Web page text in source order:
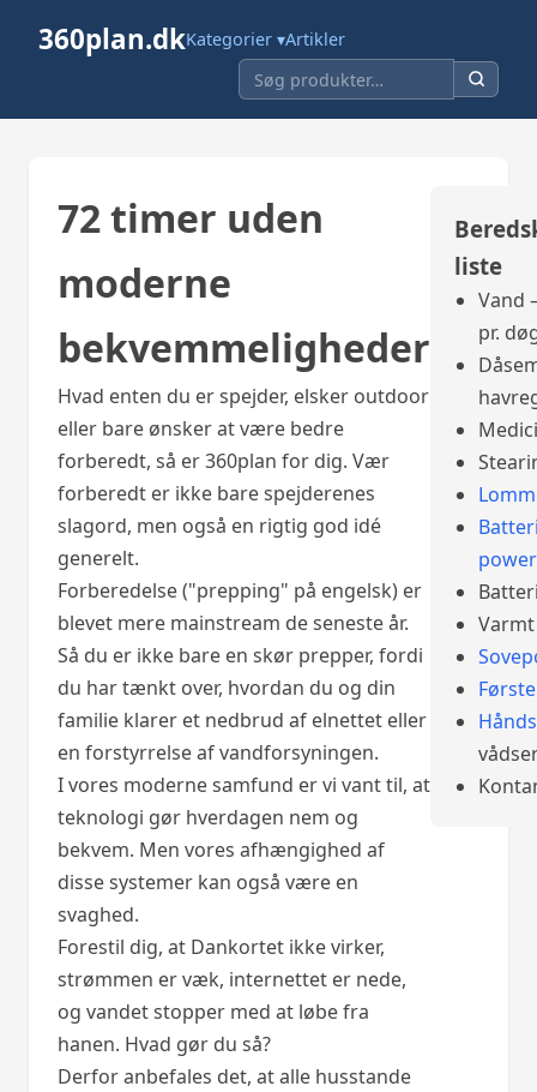
360plan.dkKategorier ▾Artikler
72 timer uden
moderne
bekvemmeligheder
Hvad enten du er spejder, elsker outdoor
eller bare ønsker at være bedre
forberedt, så er 360plan for dig. Vær
forberedt er ikke bare spejderenes
slagord, men også en rigtig god idé
generelt.
Forberedelse ("prepping" på engelsk) er
blevet mere mainstream de seneste år.
Så du er ikke bare en skør prepper, fordi
du har tænkt over, hvordan du og din
familie klarer et nedbrud af elnettet eller
en forstyrrelse af vandforsyningen.
I vores moderne samfund er vi vant til, at
teknologi gør hverdagen nem og
bekvem. Men vores afhængighed af
disse systemer kan også være en
svaghed.
Forestil dig, at Dankortet ikke virker,
strømmen er væk, internettet er nede,
og vandet stopper med at løbe fra
hanen. Hvad gør du så?
Derfor anbefales det, at alle husstande
liste
Vand
pr.